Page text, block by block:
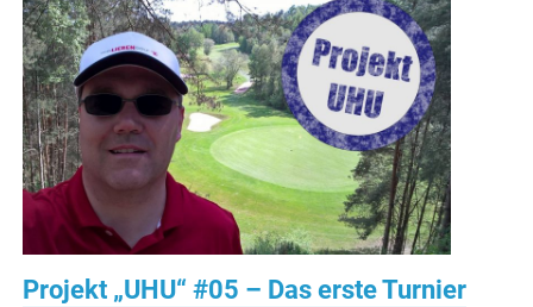
Projekt „UHU“ #05 – Das erste Turnier